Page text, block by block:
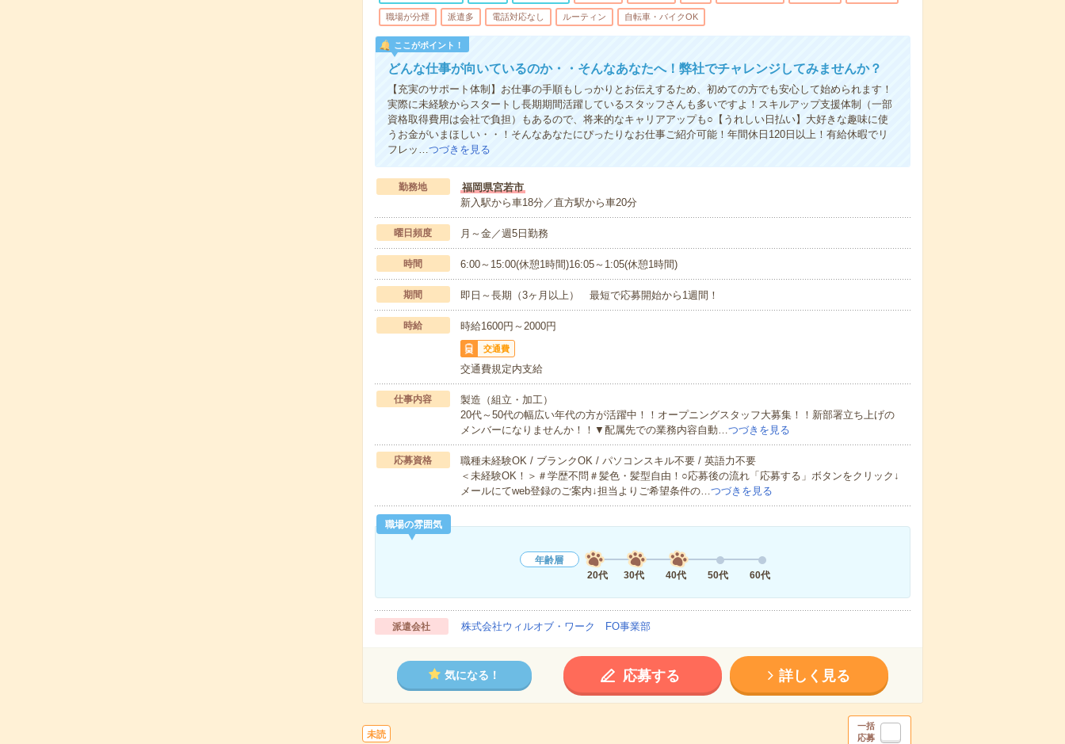
職場が分煙 派遣多 電話対応なし ルーティン 自転車・バイクOK
ここがポイント！
どんな仕事が向いているのか・・そんなあなたへ！弊社でチャレンジしてみませんか？
【充実のサポート体制】お仕事の手順もしっかりとお伝えするため、初めての方でも安心して始められます！
実際に未経験からスタートし長期期間活躍しているスタッフさんも多いですよ！スキルアップ支援体制（一部
資格取得費用は会社で負担）もあるので、将来的なキャリアアップも○【うれしい日払い】大好きな趣味に使
うお金がいまほしい・・！そんなあなたにぴったりなお仕事ご紹介可能！年間休日120日以上！有給休暇でリ
フレッ… つづきを見る
勤務地
福岡県宮若市
新入駅から車18分／直方駅から車20分
曜日頻度 月～金／週5日勤務
時間 6:00～15:00(休憩1時間)16:05～1:05(休憩1時間)
期間 即日～長期（3ヶ月以上） 最短で応募開始から1週間！
時給 時給1600円～2000円
交通費
交通費規定内支給
仕事内容
製造（組立・加工）
20代～50代の幅広い年代の方が活躍中！！オープニングスタッフ大募集！！新部署立ち上げの
メンバーになりませんか！！▼配属先での業務内容自動… つづきを見る
応募資格
職種未経験OK / ブランクOK / パソコンスキル不要 / 英語力不要
＜未経験OK！＞＃学歴不問＃髪色・髪型自由！○応募後の流れ「応募する」ボタンをクリック↓
メールにてweb登録のご案内↓担当よりご希望条件の… つづきを見る
職場の雰囲気
年齢層
20代
30代 40代 50代 60代
派遣会社 株式会社ウィルオブ・ワーク FO事業部
気になる！ 応募する 詳しく見る
未読
一括
応募